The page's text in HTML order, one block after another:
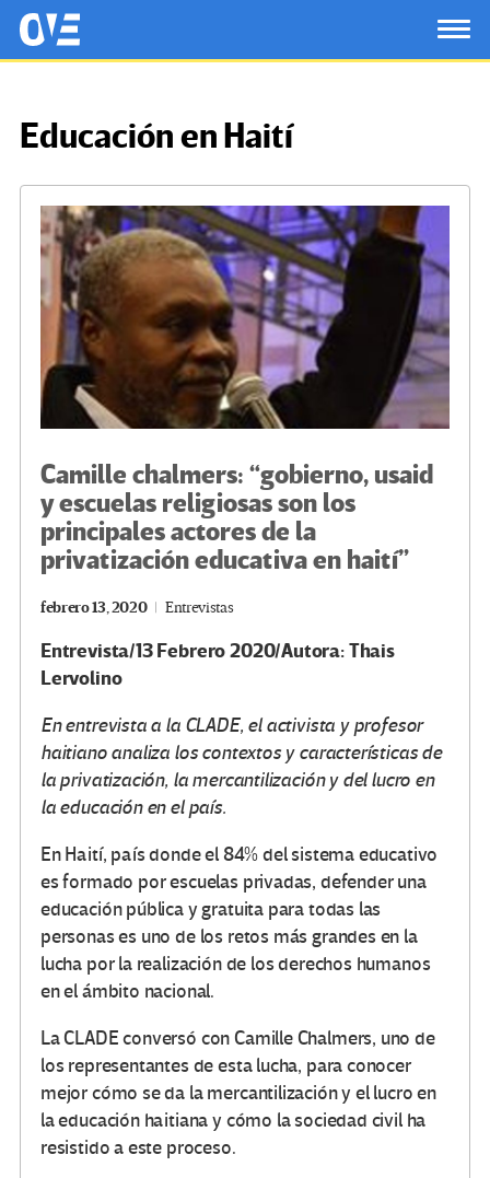
Saltar al contenido principal
OtrasVocesenEducacion.org
Educación en Haití
Camille chalmers: “gobierno, usaid
y escuelas religiosas son los
principales actores de la
privatización educativa en haití”
febrero 13, 2020 Entrevistas
Entrevista/13 Febrero 2020/Autora: Thais
Lervolino
En entrevista a la CLADE, el activista y profesor
haitiano analiza los contextos y características de
la privatización, la mercantilización y del lucro en
la educación en el país.
En Haití, país donde el 84% del sistema educativo
es formado por escuelas privadas, defender una
educación pública y gratuita para todas las
personas es uno de los retos más grandes en la
lucha por la realización de los derechos humanos
en el ámbito nacional.
La CLADE conversó con Camille Chalmers, uno de
los representantes de esta lucha, para conocer
mejor cómo se da la mercantilización y el lucro en
la educación haitiana y cómo la sociedad civil ha
resistido a este proceso.